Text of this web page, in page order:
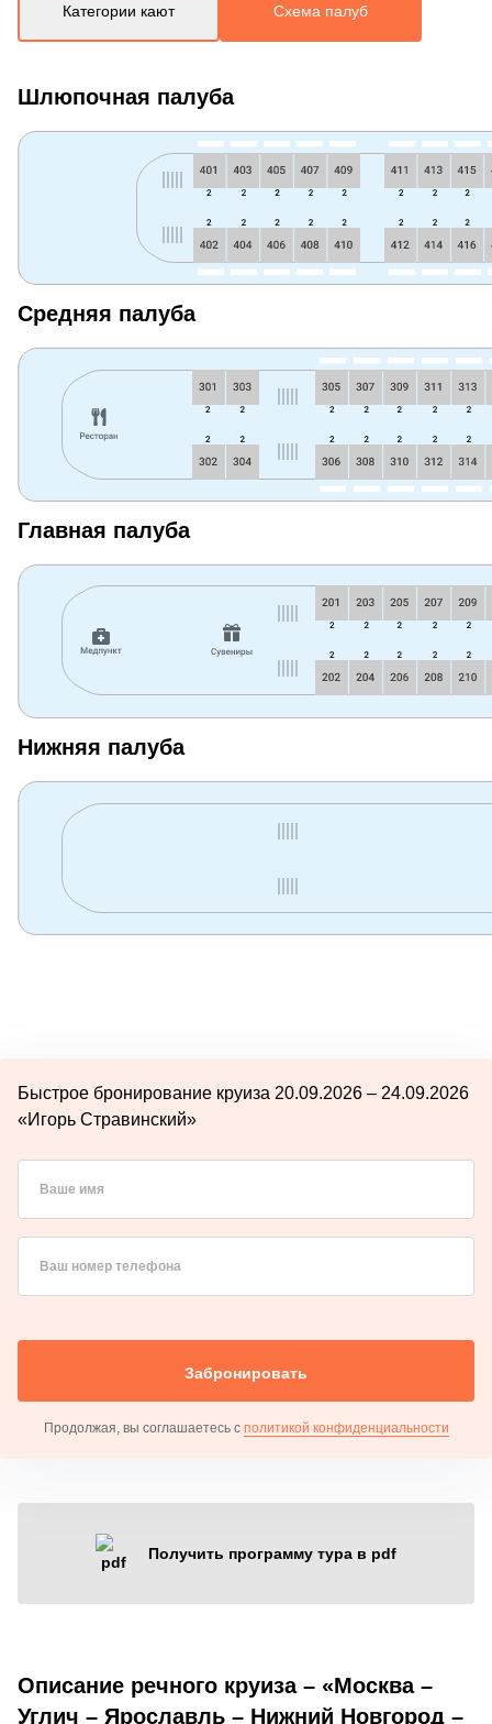
Категории кают Схема палуб
Шлюпочная палуба
Средняя палуба
Главная палуба
Нижняя палуба
Быстрое бронирование круиза 20.09.2026 – 24.09.2026
«Игорь Стравинский»
Ваше имя
Ваш номер телефона
Забронировать
Продолжая, вы соглашаетесь с политикой конфиденциальности
Получить программу тура в pdf
Описание речного круиза – «Москва –
Углич – Ярославль – Нижний Новгород –